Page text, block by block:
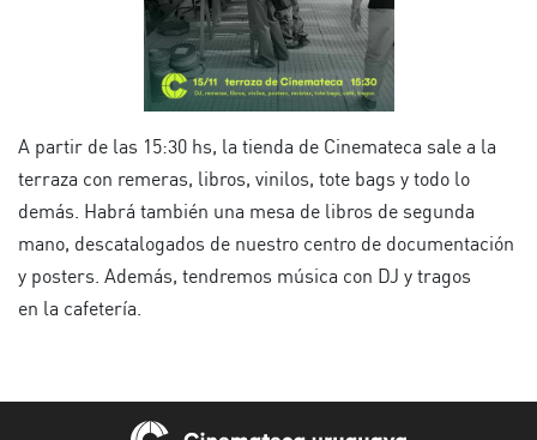
A partir de las 15:30 hs, la tienda de Cinemateca sale a la
terraza con remeras, libros, vinilos, tote bags y todo lo
demás. Habrá también una mesa de libros de segunda
mano, descatalogados de nuestro centro de documentación
y posters. Además, tendremos música con DJ y tragos
en la cafetería.